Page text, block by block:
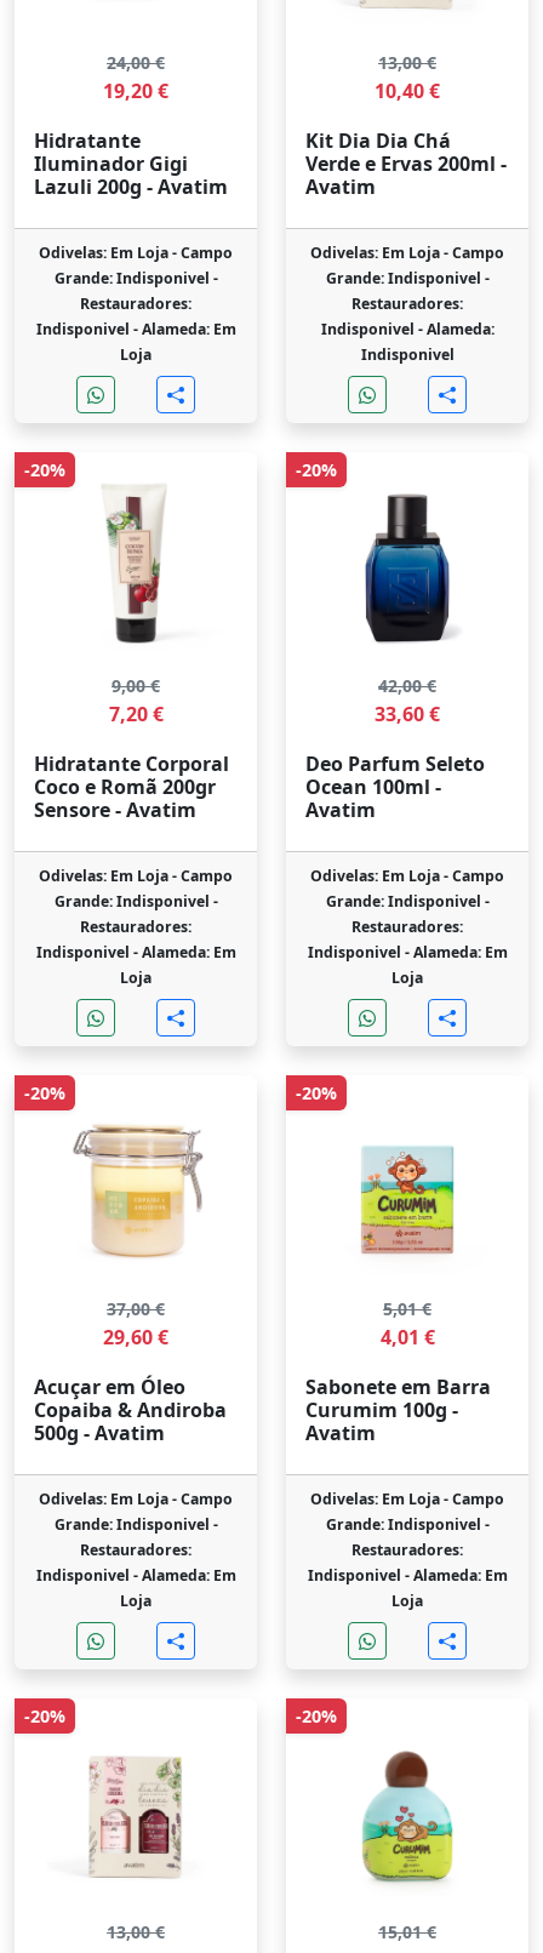
24,00 €
19,20 €
Hidratante
Iluminador Gigi
Lazuli 200g - Avatim
Odivelas: Em Loja -Campo
Grande: Indisponivel -
Restauradores:
Indisponivel -Alameda: Em
Loja
13,00 €
10,40 €
Kit Dia Dia Chá
Verde e Ervas 200ml -
Avatim
Odivelas: Em Loja -Campo
Grande: Indisponivel -
Restauradores:
Indisponivel -Alameda:
Indisponivel
-20%
9,00 €
7,20 €
Hidratante Corporal
Coco e Romã 200gr
Sensore - Avatim
Odivelas: Em Loja -Campo
Grande: Indisponivel -
Restauradores:
Indisponivel -Alameda: Em
Loja
-20%
42,00 €
33,60 €
Deo Parfum Seleto
Ocean 100ml -
Avatim
Odivelas: Em Loja -Campo
Grande: Indisponivel -
Restauradores:
Indisponivel -Alameda: Em
Loja
-20%
37,00 €
29,60 €
Acuçar em Óleo
Copaiba & Andiroba
500g - Avatim
Odivelas: Em Loja -Campo
Grande: Indisponivel -
Restauradores:
Indisponivel -Alameda: Em
Loja
-20%
5,01 €
4,01 €
Sabonete em Barra
Curumim 100g -
Avatim
Odivelas: Em Loja -Campo
Grande: Indisponivel -
Restauradores:
Indisponivel -Alameda: Em
Loja
-20%
13,00 €
-20%
15,01 €